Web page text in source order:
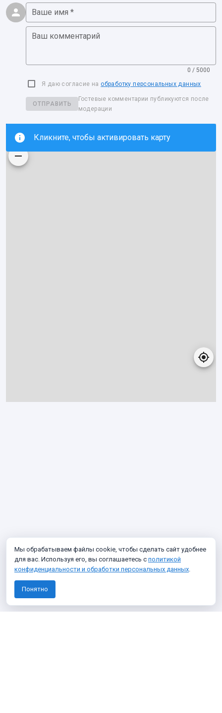
Ваше имя *
Ваш комментарий
0 / 5000
Я даю согласие на обработку персональных данных
ОТПРАВИТЬ
Гостевые комментарии публикуются после
модерации
Кликните, чтобы активировать карту
Мы обрабатываем файлы cookie, чтобы сделать сайт удобнее
для вас. Используя его, вы соглашаетесь с политикой
конфиденциальности и обработки персональных данных.
Понятно